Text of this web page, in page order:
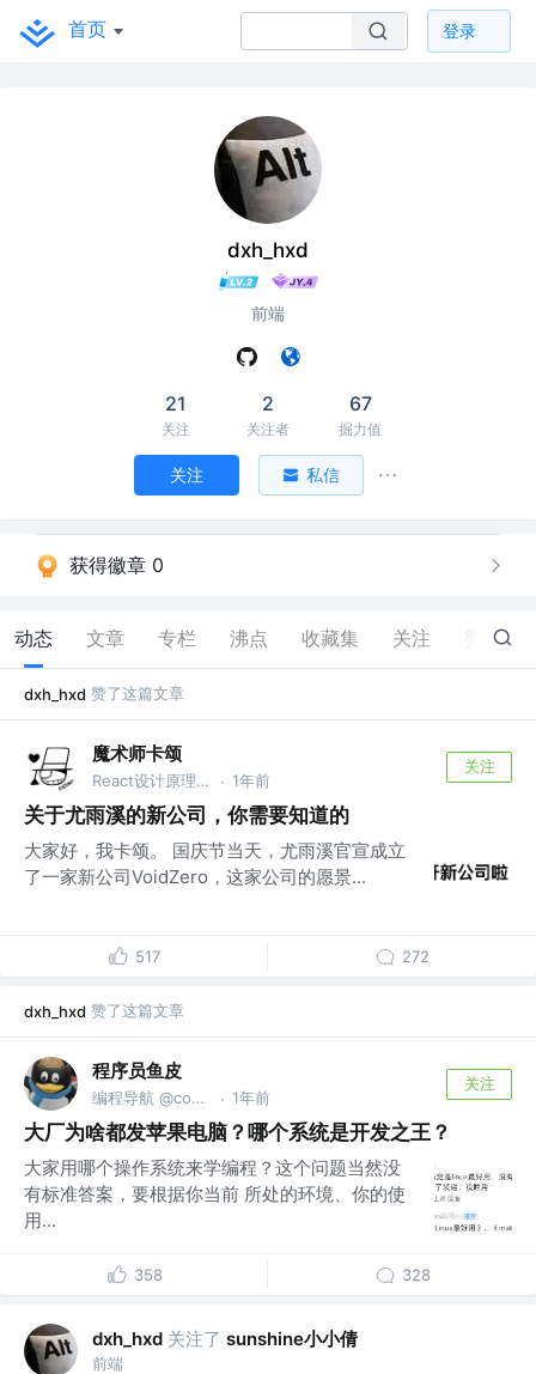
首页 登录
dxh_hxd
前端
21
关注
2
关注者
67
掘力值
关注 私信
获得徽章 0
动态 文章 专栏 沸点 收藏集 关注 5
dxh_hxd 赞了这篇文章
魔术师卡颂
React设计原理 作者 @裸辞前是前端｜自由职业3年 · 1年前
关注
关于尤雨溪的新公司，你需要知道的
大家好，我卡颂。 国庆节当天，尤雨溪官宣成立
了一家新公司VoidZero，这家公司的愿景...
517 272
dxh_hxd 赞了这篇文章
程序员鱼皮
编程导航 @codefather.cn · 1年前
关注
大厂为啥都发苹果电脑？哪个系统是开发之王？
大家用哪个操作系统来学编程？这个问题当然没
有标准答案，要根据你当前 所处的环境、你的使
用...
358 328
dxh_hxd 关注了 sunshine小小倩
前端